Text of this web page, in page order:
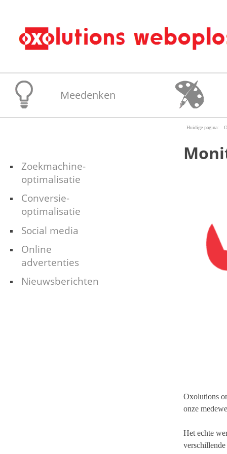
Meedenken
Zoekmachine-
optimalisatie
Conversie-
optimalisatie
Social media
Online
advertenties
Nieuwsberichten
Oxolutions
onze
Het echte